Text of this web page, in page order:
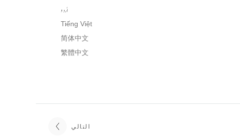
اُردو
Tiếng Việt
简体中文
繁體中文
التالي